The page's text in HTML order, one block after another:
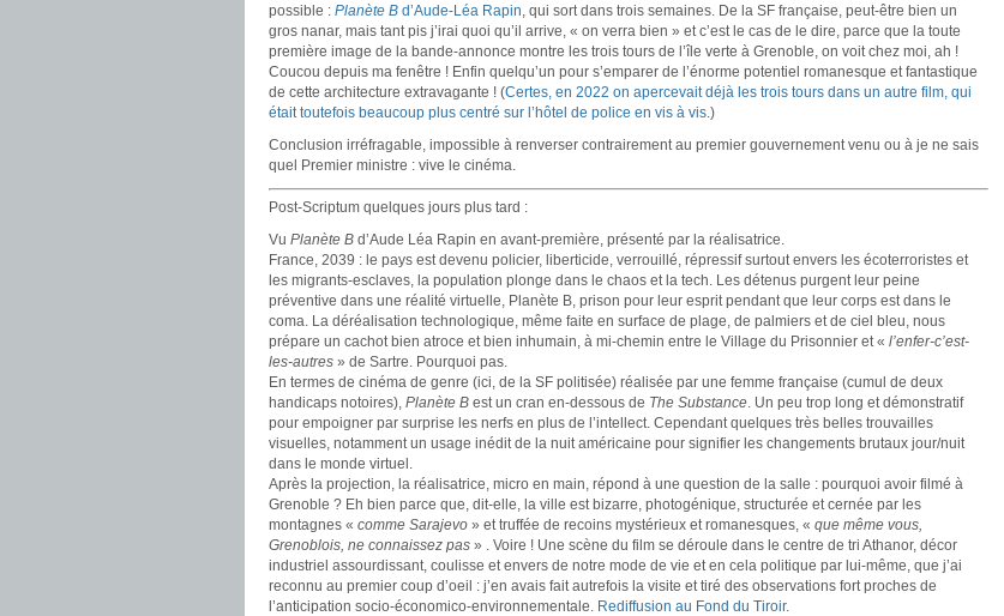
possible : Planète B d’Aude-Léa Rapin, qui sort dans trois semaines. De la SF française, peut-être bien un
gros nanar, mais tant pis j’irai quoi qu’il arrive, « on verra bien » et c’est le cas de le dire, parce que la toute
première image de la bande-annonce montre les trois tours de l’île verte à Grenoble, on voit chez moi, ah !
Coucou depuis ma fenêtre ! Enfin quelqu’un pour s’emparer de l’énorme potentiel romanesque et fantastique
de cette architecture extravagante ! (Certes, en 2022 on apercevait déjà les trois tours dans un autre film, qui
était toutefois beaucoup plus centré sur l’hôtel de police en vis à vis.)
Conclusion irréfragable, impossible à renverser contrairement au premier gouvernement venu ou à je ne sais
quel Premier ministre : vive le cinéma.
Post-Scriptum quelques jours plus tard :
Vu Planète B d’Aude Léa Rapin en avant-première, présenté par la réalisatrice.
France, 2039 : le pays est devenu policier, liberticide, verrouillé, répressif surtout envers les écoterroristes et
les migrants-esclaves, la population plonge dans le chaos et la tech. Les détenus purgent leur peine
préventive dans une réalité virtuelle, Planète B, prison pour leur esprit pendant que leur corps est dans le
coma. La déréalisation technologique, même faite en surface de plage, de palmiers et de ciel bleu, nous
prépare un cachot bien atroce et bien inhumain, à mi-chemin entre le Village du Prisonnier et « l’enfer-c’est-
les-autres » de Sartre. Pourquoi pas.
En termes de cinéma de genre (ici, de la SF politisée) réalisée par une femme française (cumul de deux
handicaps notoires), Planète B est un cran en-dessous de The Substance. Un peu trop long et démonstratif
pour empoigner par surprise les nerfs en plus de l’intellect. Cependant quelques très belles trouvailles
visuelles, notamment un usage inédit de la nuit américaine pour signifier les changements brutaux jour/nuit
dans le monde virtuel.
Après la projection, la réalisatrice, micro en main, répond à une question de la salle : pourquoi avoir filmé à
Grenoble ? Eh bien parce que, dit-elle, la ville est bizarre, photogénique, structurée et cernée par les
montagnes « comme Sarajevo » et truffée de recoins mystérieux et romanesques, « que même vous,
Grenoblois, ne connaissez pas » . Voire ! Une scène du film se déroule dans le centre de tri Athanor, décor
industriel assourdissant, coulisse et envers de notre mode de vie et en cela politique par lui-même, que j’ai
reconnu au premier coup d’oeil : j’en avais fait autrefois la visite et tiré des observations fort proches de
l’anticipation socio-économico-environnementale. Rediffusion au Fond du Tiroir.